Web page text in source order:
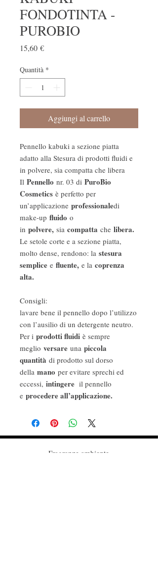
FONDOTINTA -
PUROBIO
15,60 €Prezzo
Quantità *
Aggiungi al carrello
Pennello kabuki a sezione piatta
adatto alla Stesura di prodotti fluidi e
in polvere, sia compatta che libera
Il Pennello nr. 03 di PuroBio
Cosmetics è perfetto per
un’applicazione professionaledi
make-up fluido o
in polvere, sia compatta che libera.
Le setole corte e a sezione piatta,
molto dense, rendono: la stesura
semplice e fluente, e la coprenza
alta.
Consigli:
lavare bene il pennello dopo l’utilizzo
con l’ausilio di un detergente neutro.
Per i prodotti fluidi è sempre
meglio versare una piccola
quantità di prodotto sul dorso
della mano per evitare sprechi ed
eccessi, intingere il pennello
e procedere all’applicazione.
Fragranze ambiente